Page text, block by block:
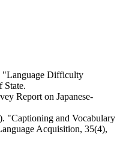
"Language Difficulty
State.
Report on Japanese-
"Captioning and Vocabulary
Acquisition, 35(4),